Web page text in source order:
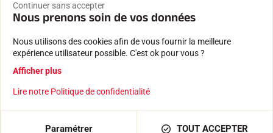
AJOUTER AU PANIER 207,00 €
MENTIONS LÉGALES
POLITIQUE DE CONFIDENTIALITÉ
Créé avec passion par Pure illusion
Continuer sans accepter
Nous prenons soin de vos données
Nous utilisons des cookies afin de vous fournir la meilleure
expérience utilisateur possible. C'est ok pour vous ?
Afficher plus
Lire notre Politique de confidentialité
Paramétrer TOUT ACCEPTER